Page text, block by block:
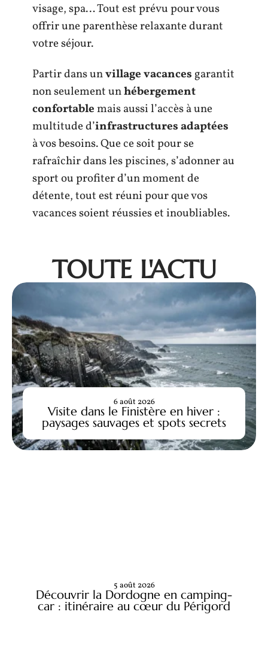
visage, spa… Tout est prévu pour vous
offrir une parenthèse relaxante durant
votre séjour.
Partir dans unvillage vacances garantit
non seulement unhébergement
confortablemais aussi l’accès à une
multitude d’infrastructures adaptées
à vos besoins. Que ce soit pour se
rafraîchir dans les piscines, s’adonner au
sport ou profiter d’un moment de
détente, tout est réuni pour que vos
vacances soient réussies et inoubliables.
TOUTE L'ACTU
Visite dans le Finistère en hiver :
paysages sauvages et spots secrets
6 août 2026
Découvrir la Dordogne en camping-
car : itinéraire au cœur du Périgord
5 août 2026